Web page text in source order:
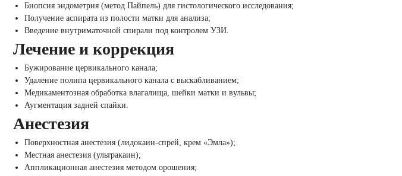
Биопсия эндометрия (метод Пайпель) для гистологического исследования;
Получение аспирата из полости матки для анализа;
Введение внутриматочной спирали под контролем УЗИ.
Лечение и коррекция
Бужирование цервикального канала;
Удаление полипа цервикального канала с выскабливанием;
Медикаментозная обработка влагалища, шейки матки и вульвы;
Аугментация задней спайки.
Анестезия
Поверхностная анестезия (лидокаин-спрей, крем «Эмла»);
Местная анестезия (ультракаин);
Аппликационная анестезия методом орошения;